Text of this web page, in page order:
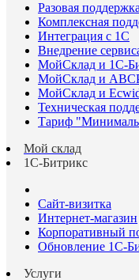
Разовая поддержка
Комплексная
Интеграция с 1С
Внедрение
МойСклад и 1С-
МойСклад и
МойСклад и
Техническая
Тариф
Мой склад
1С-Битрикс
Сайт-визитка
Интернет-магазин
Корпоративный
Обновление 1С-
Услуги